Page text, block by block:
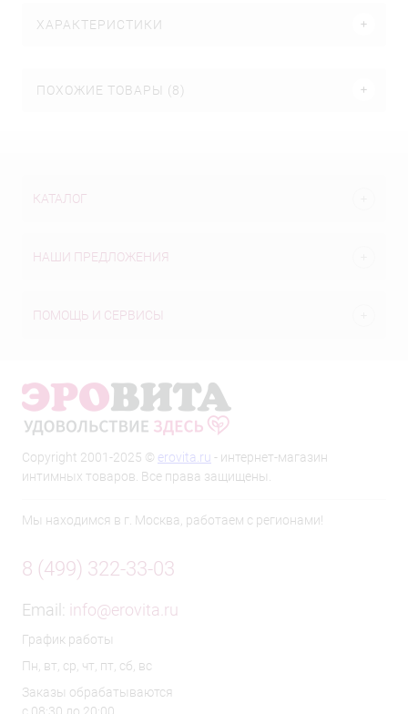
ХАРАКТЕРИСТИКИ
ПОХОЖИЕ ТОВАРЫ (8)
КАТАЛОГ
НАШИ ПРЕДЛОЖЕНИЯ
ПОМОЩЬ И СЕРВИСЫ
Copyright 2001-2025 © erovita.ru - интернет-магазин
интимных товаров. Все права защищены.
Мы находимся в г. Москва, работаем с регионами!
8 (499) 322-33-03
Email: info@erovita.ru
График работы
Пн, вт, ср, чт, пт, сб, вс
Заказы обрабатываются